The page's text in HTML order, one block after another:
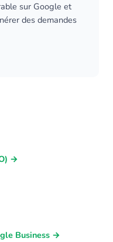
sur Google et
des demandes
→
Business →